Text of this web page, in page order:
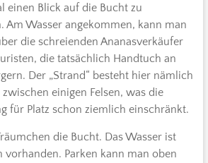
einen Blick auf die Bucht zu
Am Wasser angekommen, kann man
die schreienden Ananasverkäufer
die tatsächlich Handtuch an
Der „Strand“ besteht hier nämlich
einigen Felsen, was die
für Platz schon ziemlich einschränkt.
die Bucht. Das Wasser ist
vorhanden. Parken kann man oben